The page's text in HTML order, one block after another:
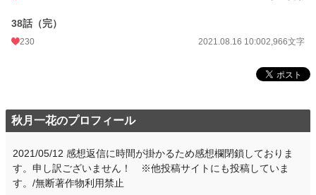
38話（完）
230 2021.08.16 10:002,966文字
秋月一花のプロフィール
2021/05/12 感想返信に時間が掛かるため感想欄閉鎖しておりま
す。申し訳ございません！ ※他投稿サイトにも投稿していま
す。/無断著作物利用禁止